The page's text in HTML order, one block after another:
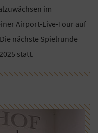
im
Airport-Live-Tour auf
nächste Spielrunde
statt.